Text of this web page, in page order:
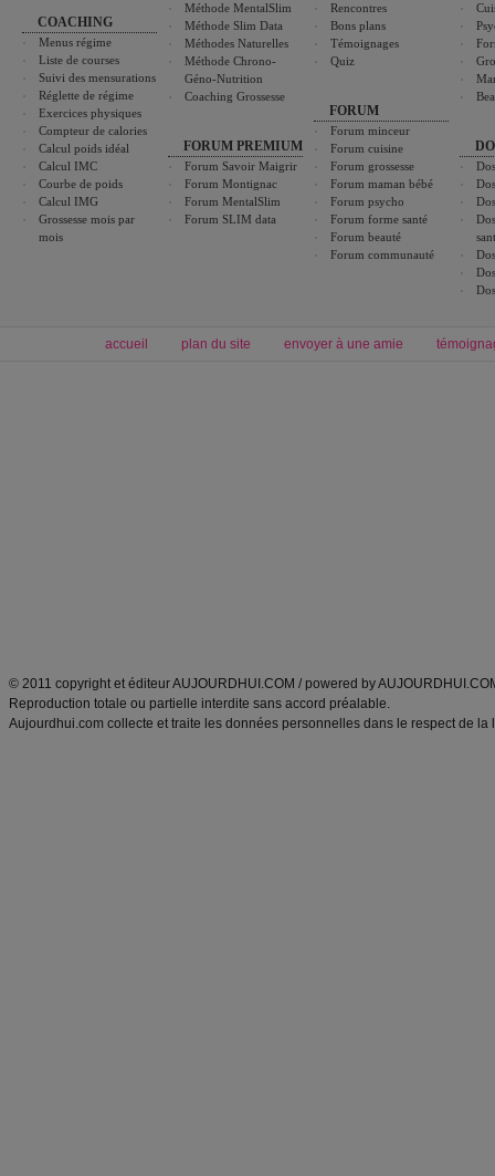
COACHING
Menus régime
Liste de courses
Suivi des mensurations
Réglette de régime
Exercices physiques
Compteur de calories
Calcul poids idéal
Calcul IMC
Courbe de poids
Calcul IMG
Grossesse mois par
mois
Méthode MentalSlim
Méthode Slim Data
Méthodes Naturelles
Méthode Chrono-
Géno-Nutrition
Coaching Grossesse
FORUM PREMIUM
Forum Savoir Maigrir
Forum Montignac
Forum MentalSlim
Forum SLIM data
Rencontres
Bons plans
Témoignages
Quiz
FORUM
Forum minceur
Forum cuisine
Forum grossesse
Forum maman bébé
Forum psycho
Forum forme santé
Forum beauté
Forum communauté
accueil plan du site envoyer à une amie
© 2011 copyright et éditeur AUJOURDHUI.COM / powered by
Reproduction totale ou partielle interdite sans accord préalable.
Aujourdhui.com collecte et traite les données personnelles dans le respect de